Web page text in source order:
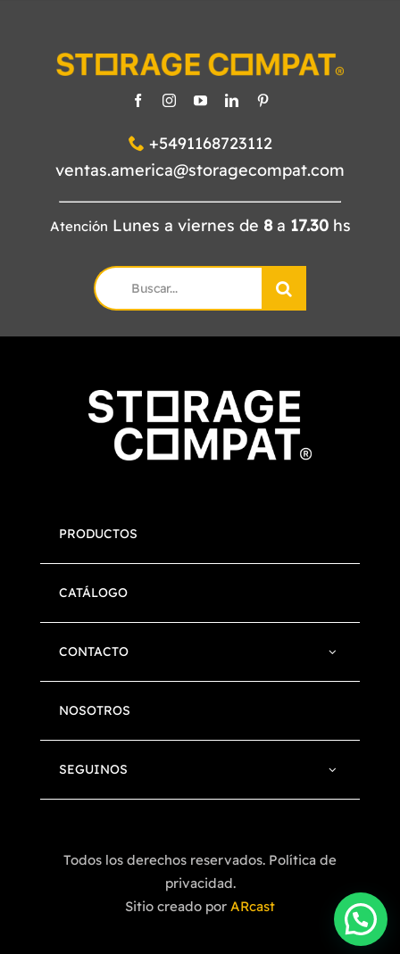
+5491168723112
ventas.america@storagecompat.com
Atención Lunes a viernes de 8a 17.30hs
Search
for:
PRODUCTOS
CATÁLOGO
CONTACTO
NOSOTROS
SEGUINOS
Todos los derechos reservados. Política de
privacidad.
Sitio creado por ARcast